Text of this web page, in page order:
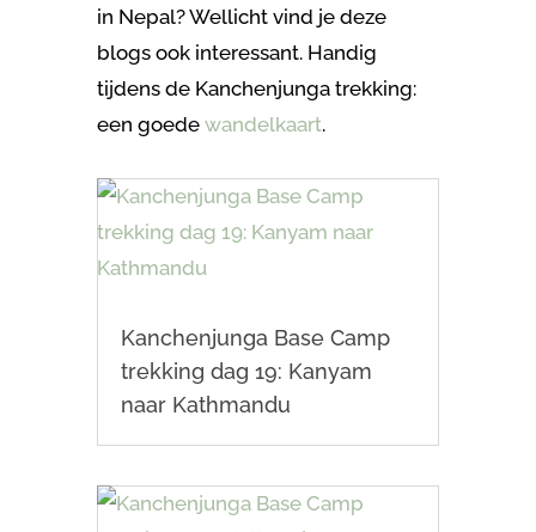
in Nepal? Wellicht vind je deze
blogs ook interessant. Handig
tijdens de Kanchenjunga trekking:
een goede wandelkaart.
Kanchenjunga Base Camp
trekking dag 19: Kanyam
naar Kathmandu